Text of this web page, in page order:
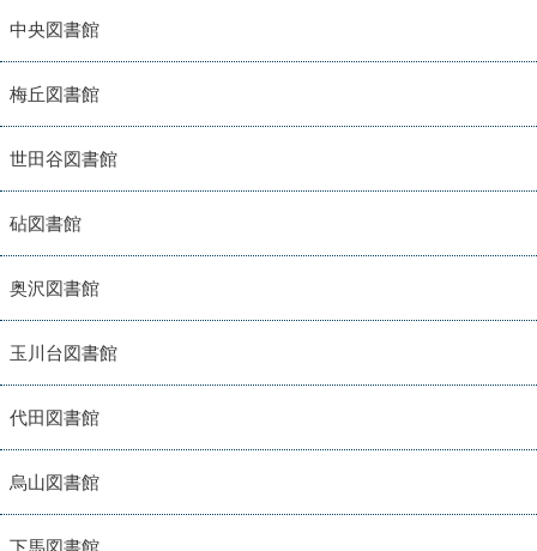
中央図書館
梅丘図書館
世田谷図書館
砧図書館
奥沢図書館
玉川台図書館
代田図書館
烏山図書館
下馬図書館